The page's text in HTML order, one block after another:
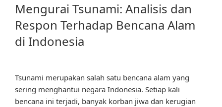
Mengurai Tsunami: Analisis dan
Respon Terhadap Bencana Alam
di Indonesia
Tsunami merupakan salah satu bencana alam yang
sering menghantui negara Indonesia. Setiap kali
bencana ini terjadi, banyak korban jiwa dan kerugian